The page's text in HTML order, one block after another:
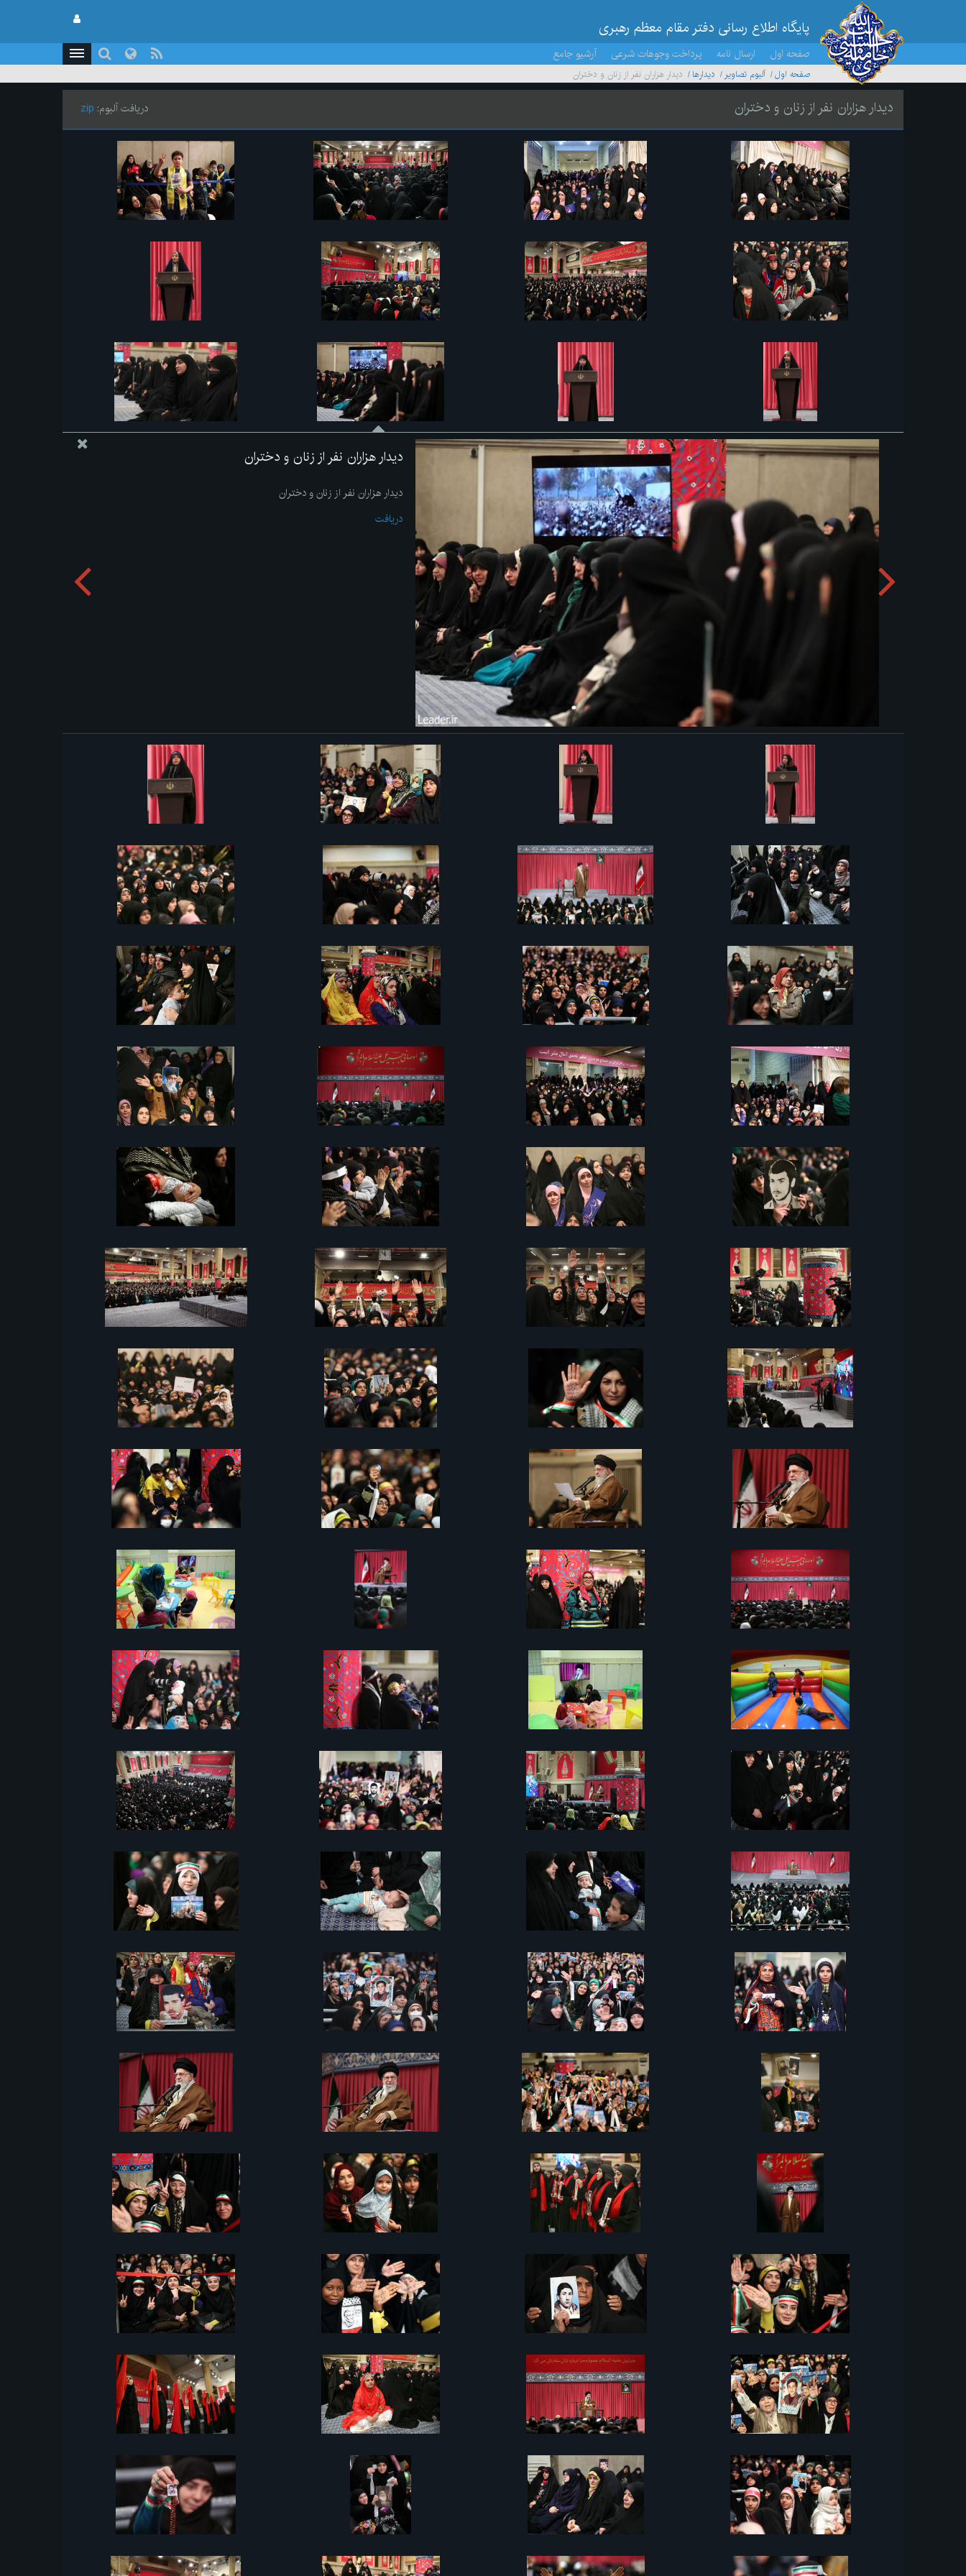
پایگاه اطلاع رسانی دفتر مقام معظم رهبری
صفحه اول ارسال نامه پرداخت وجوهات شرعی آرشیو جامع
صفحه اول آلبوم تصاویر ديدارها دیدار هزاران نفر از زنان و دختران
دیدار هزاران نفر از زنان و دختران دریافت آلبوم: zip
دیدار هزاران نفر از زنان و دختران
دیدار هزاران نفر از زنان و دختران
دریافت